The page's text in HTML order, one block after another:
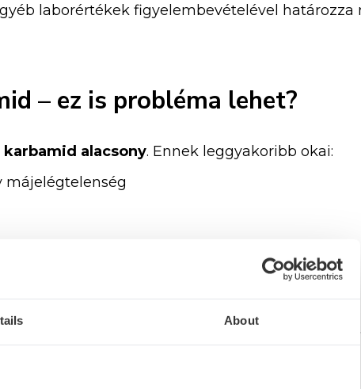
About
laborértékek figyelembevételével határozza
– ez is probléma lehet?
karbamid alacsony. Ennek leggyakoribb okai:
májelégtelenség
jelent máslaborértékekkel